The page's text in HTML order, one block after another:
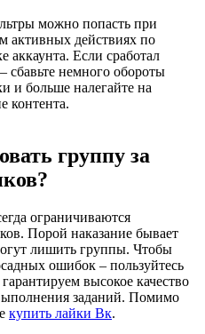
можно попасть при
активных действиях по
аккаунта. Если сработал
сбавьте немного обороты
и больше налегайте на
контента.
группу за
ограничиваются
Порой наказание бывает
лишить группы. Чтобы
ошибок – пользуйтесь
высокое качество
заданий. Помимо
купить лайки Вк.